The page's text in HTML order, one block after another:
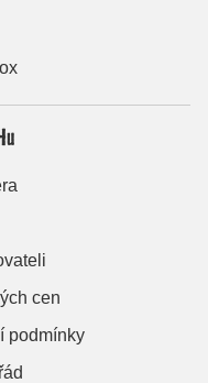
cen
podmínky